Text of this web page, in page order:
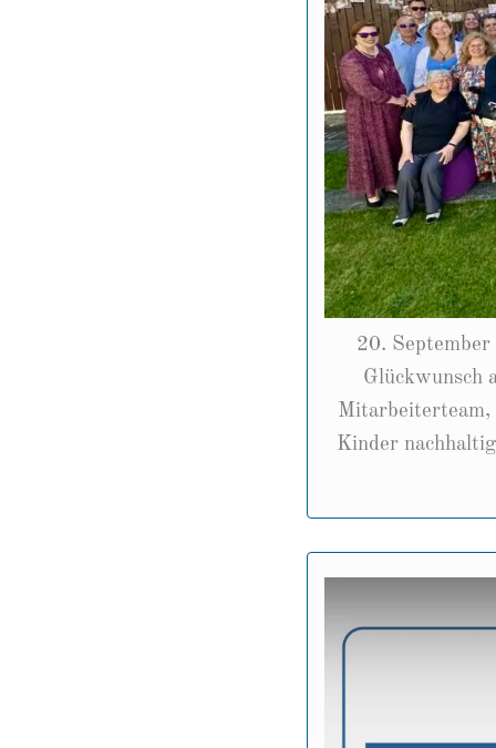
20.
Glückwunsch
Mitarbeiterteam,
Kinder